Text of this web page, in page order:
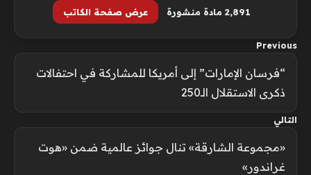
2٬891 مادة منشورة عرض صفحة الكاتب
Previous
“فرسان الإمارات” إلى أمريكا للمشاركة في احتفالات
ذكرى الاستقلال الـ250
التالي
«مجموعة الشارقة» تنال جوائز عالمية ضمن «هوت
غراندور»